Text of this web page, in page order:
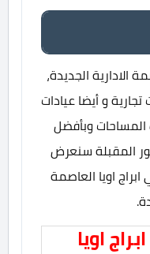
الادارية الجديدة،
و أيضا عيادات
وبأفضل
المقبلة سنعرض
اويا العاصمة
ابراج اويا